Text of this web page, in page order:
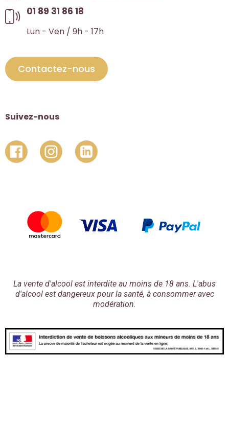
01 89 31 86 18
Lun - Ven / 9h - 17h
Contactez-nous
Suivez-nous
La vente d'alcool est interdite au moins de 18 ans. L'abus
d'alcool est dangereux pour la santé, à consommer avec
modération.